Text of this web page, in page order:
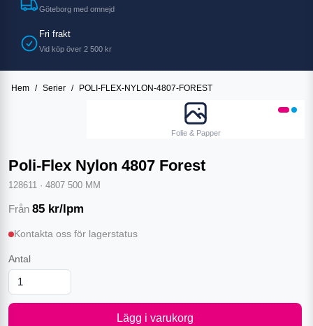
Göteborg med omnejd
Fri frakt
Vid köp över 2 500 kr
Hem / Serier / POLI-FLEX-NYLON-4807-FOREST
Folie & Papper
Poli-Flex Nylon 4807 Forest
128611 · 4807 500 MM
Från 85 kr/lpm
Kontakta oss för lagerstatus
Antal
Lägg i varukorg